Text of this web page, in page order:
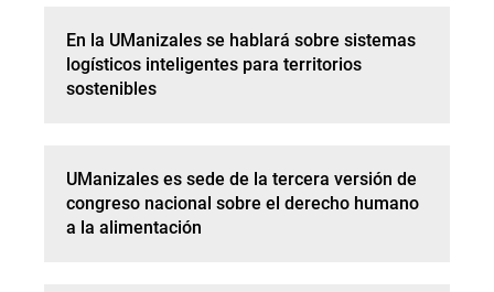
En la UManizales se hablará sobre sistemas
logísticos inteligentes para territorios
sostenibles
UManizales es sede de la tercera versión de
congreso nacional sobre el derecho humano
a la alimentación